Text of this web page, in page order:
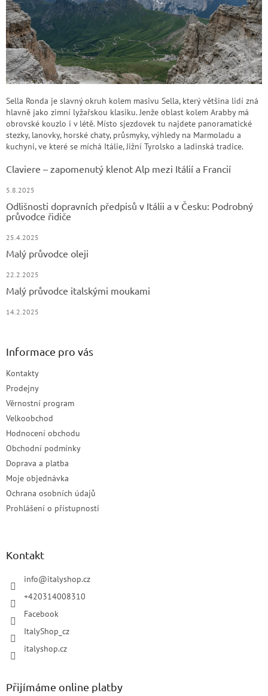
Sella Ronda je slavný okruh kolem masivu Sella, který většina lidí zná
hlavně jako zimní lyžařskou klasiku. Jenže oblast kolem Arabby má
obrovské kouzlo i v létě. Místo sjezdovek tu najdete panoramatické
stezky, lanovky, horské chaty, průsmyky, výhledy na Marmoladu a
kuchyni, ve které se míchá Itálie, Jižní Tyrolsko a ladinská tradice.
Claviere – zapomenutý klenot Alp mezi Itálií a Francií
5.8.2025
Odlišnosti dopravních předpisů v Itálii a v Česku: Podrobný
průvodce řidiče
25.4.2025
Malý průvodce oleji
22.2.2025
Malý průvodce italskými moukami
14.2.2025
Informace pro vás
Kontakty
Prodejny
Věrnostní program
Velkoobchod
Hodnocení obchodu
Obchodní podmínky
Doprava a platba
Moje objednávka
Ochrana osobních údajů
Prohlášení o přístupnosti
Kontakt
info@italyshop.cz
+420314008310
Facebook
ItalyShop_cz
italyshop.cz
Přijímáme online platby